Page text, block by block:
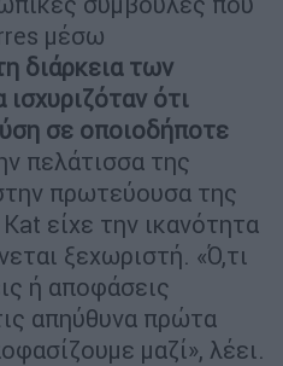
μέσω
διάρκεια των
ότι
σε οποιοδήποτε
πελάτισσα της
πρωτεύουσα της
είχε την ικανότητα
ξεχωριστή. «Ό,τι
ή αποφάσεις
απηύθυνα πρώτα
μαζί», λέει.